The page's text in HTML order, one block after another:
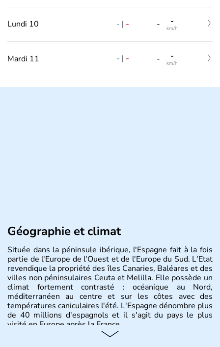
Lundi 10 - | - - -
km/h
Mardi 11 - | - - -
km/h
Géographie et climat
Située dans la péninsule ibérique, l'Espagne fait à la fois
partie de l'Europe de l'Ouest et de l'Europe du Sud. L'Etat
revendique la propriété des îles Canaries, Baléares et des
villes non péninsulaires Ceuta et Melilla. Elle possède un
climat fortement contrasté : océanique au Nord,
méditerranéen au centre et sur les côtes avec des
températures caniculaires l'été. L'Espagne dénombre plus
de 40 millions d'espagnols et il s'agit du pays le plus
visité en Europe après la France.